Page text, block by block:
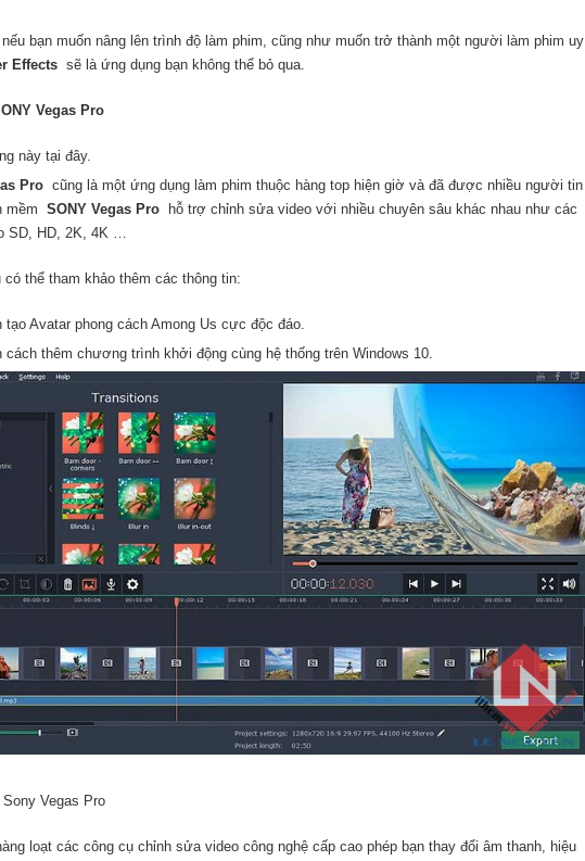
bạn muốn nâng lên trình độ làm phim, cũng như muốn trở thành một người làm phim uy
Effects sẽ là ứng dụng bạn không thể bỏ qua.
Vegas Pro
này tại đây.
Pro cũng là một ứng dụng làm phim thuộc hàng top hiện giờ và đã được nhiều người tin
mềm SONY Vegas Pro
hỗ trợ chỉnh sửa video với nhiều chuyên sâu khác nhau như các
SD, HD, 2K, 4K …
có thể tham khảo thêm các thông tin:
tạo Avatar phong cách Among Us cực độc đáo.
cách thêm chương trình khởi động cùng hệ thống trên Windows 10.
Sony Vegas Pro
loạt các công cụ chỉnh sửa video công nghệ cấp cao phép bạn thay đổi âm thanh, hiệu